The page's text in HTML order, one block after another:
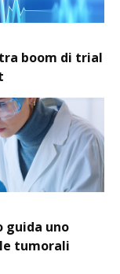
boom di trial
guida uno
tumorali